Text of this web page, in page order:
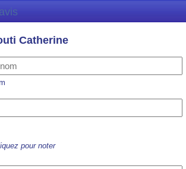
Catherine
pour noter